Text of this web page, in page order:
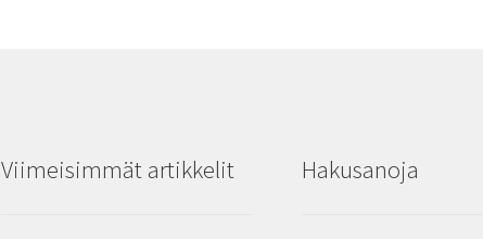
Viimeisimmät artikkelit Hakusanoja